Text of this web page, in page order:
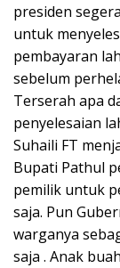
presiden
untuk
pembayaran
sebelum
Terserah apa
penyelesaian
Suhaili FT
Bupati Pathul
pemilik untuk
saja. Pun
warganya
saja . Anak